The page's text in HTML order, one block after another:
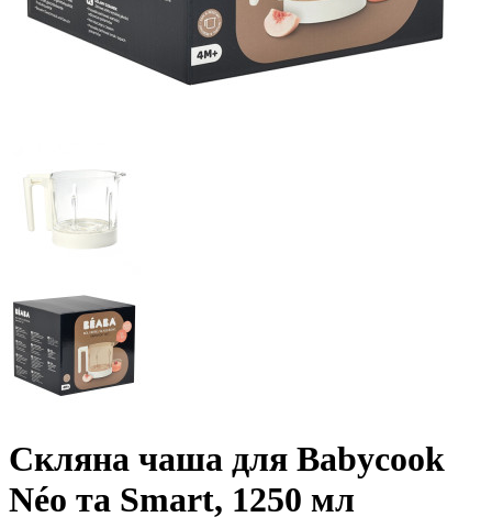
Скляна чаша для Babycook
Néo та Smart, 1250 мл